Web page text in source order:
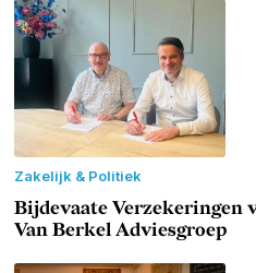
Zakelijk & Politiek
Bijdevaate
Van Berkel Adviesgroep